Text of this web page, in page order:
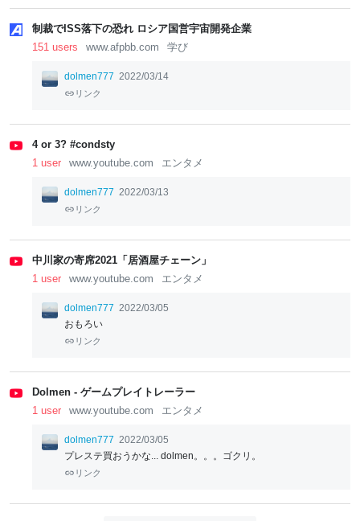
制裁でISS落下の恐れ ロシア国営宇宙開発企業
151 users
www.afpbb.com 学び
dolmen777 2022/03/14
リンク
4 or 3? #condsty
1 user
www.youtube.com エンタメ
dolmen777 2022/03/13
リンク
中川家の寄席2021「居酒屋チェーン」
1 user
www.youtube.com エンタメ
dolmen777 2022/03/05
おもろい
リンク
Dolmen - ゲームプレイトレーラー
1 user
www.youtube.com エンタメ
dolmen777 2022/03/05
プレステ買おうかな... dolmen。。。ゴクリ。
リンク